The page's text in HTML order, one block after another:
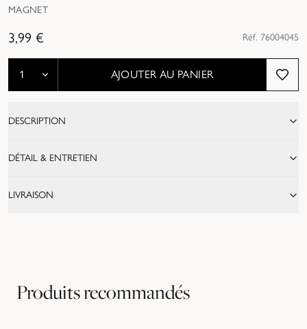
MAGNET
3,99 € Réf. 76004045
AJOUTER AU PANIER
DESCRIPTION
DÉTAIL & ENTRETIEN
LIVRAISON
Produits recommandés